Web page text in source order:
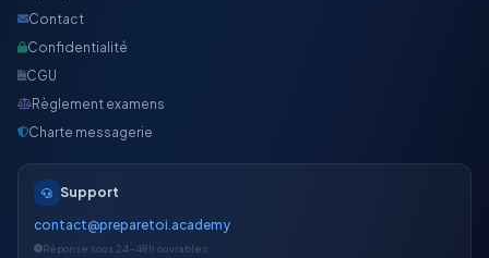
Contact
Confidentialité
CGU
Règlement examens
Charte messagerie
Support
contact@preparetoi.academy
Réponse sous 24-48h ouvrables